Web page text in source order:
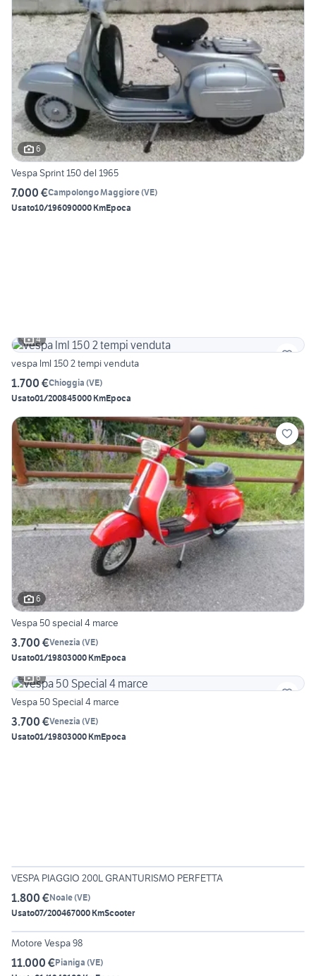
6
Vespa Sprint 150 del 1965
7.000 €Campolongo Maggiore(VE)
Usato10/196090000 KmEpoca
4
vespa lml 150 2 tempi venduta
1.700 €Chioggia (VE)
Usato01/200845000 KmEpoca
6
Vespa 50 special 4 marce
3.700 €Venezia (VE)
Usato01/19803000 KmEpoca
6
Vespa 50 Special 4 marce
3.700 €Venezia (VE)
Usato01/19803000 KmEpoca
VESPA PIAGGIO 200L GRANTURISMO PERFETTA
1.800 €Noale(VE)
Usato07/200467000 KmScooter
6
Motore Vespa 98
11.000 €Pianiga (VE)